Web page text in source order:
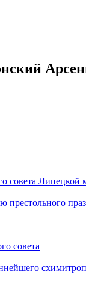
совета Липецкой
совета